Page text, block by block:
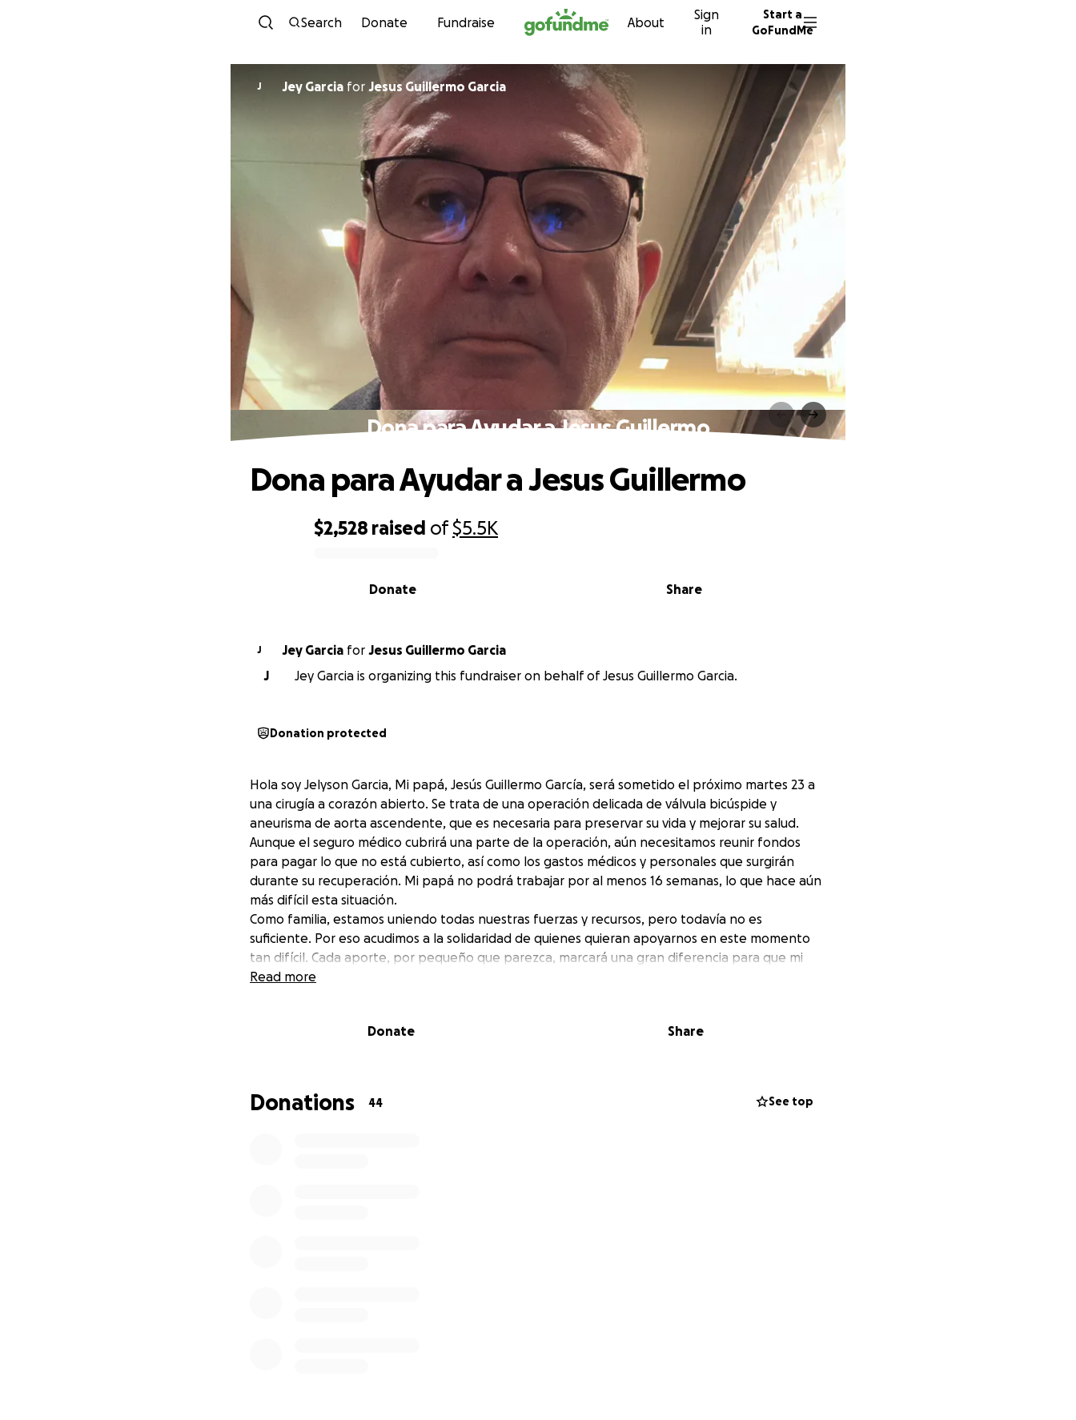
Skip to content
Search Donate Fundraise About
Sign
in
Start a
GoFundMe
J Jey Garcia for Jesus Guillermo Garcia
Dona para Ayudar a Jesus Guillermo
$2,528 raised of$5.5K
Share
Donate
Dona para Ayudar a Jesus Guillermo
J Jey Garcia for Jesus Guillermo Garcia
J
Jey Garcia is organizing this fundraiser on behalf of Jesus Guillermo Garcia.
Donation protected
Hola soy Jelyson Garcia, Mi papá, Jesús Guillermo García, será sometido el próximo martes 23 a
una cirugía a corazón abierto. Se trata de una operación delicada de válvula bicúspide y
aneurisma de aorta ascendente, que es necesaria para preservar su vida y mejorar su salud.
Aunque el seguro médico cubrirá una parte de la operación, aún necesitamos reunir fondos
para pagar lo que no está cubierto, así como los gastos médicos y personales que surgirán
durante su recuperación. Mi papá no podrá trabajar por al menos 16 semanas, lo que hace aún
más difícil esta situación.
Como familia, estamos uniendo todas nuestras fuerzas y recursos, pero todavía no es
suficiente. Por eso acudimos a la solidaridad de quienes quieran apoyarnos en este momento
tan difícil. Cada aporte, por pequeño que parezca, marcará una gran diferencia para que mi
papá pueda salir adelante y enfocarse en su recuperación.
Read more
Donate Share
Donations 44 See top